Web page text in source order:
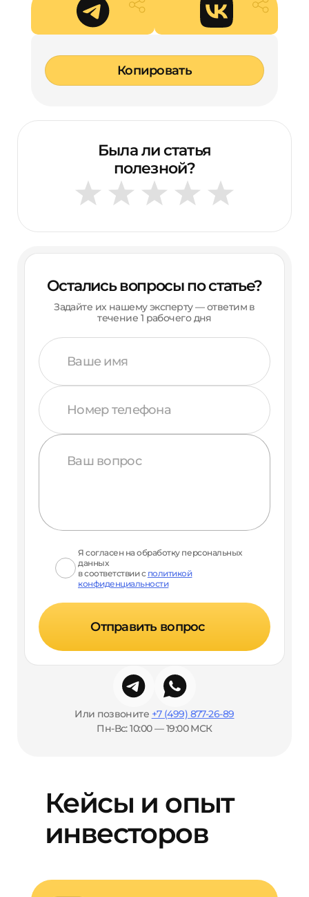
Копировать
Была ли статья
полезной?
Остались вопросы по статье?
Задайте их нашему эксперту — ответим в
течение 1 рабочего дня
Я согласен на обработку персональных
данных
в соответствии с политикой
конфиденциальности
Отправить вопрос
Или позвоните +7 (499) 877-26-89
Пн-Вс: 10:00 — 19:00 МСК
Кейсы и опыт
инвесторов